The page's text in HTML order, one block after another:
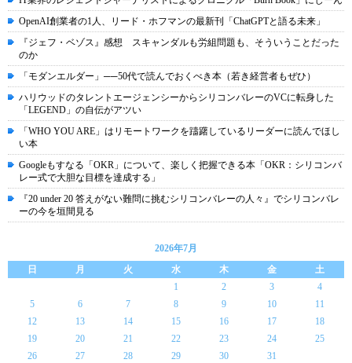
OpenAI創業者の1人、リード・ホフマンの最新刊「ChatGPTと語る未来」
『ジェフ・ベゾス』感想 スキャンダルも労組問題も、そういうことだった
のか
「モダンエルダー」──50代で読んでおくべき本（若き経営者もぜひ）
ハリウッドのタレントエージェンシーからシリコンバレーのVCに転身した
「LEGEND」の自伝がアツい
「WHO YOU ARE」はリモートワークを躊躇しているリーダーに読んでほし
い本
Googleもすなる「OKR」について、楽しく把握できる本「OKR：シリコンバ
レー式で大胆な目標を達成する」
『20 under 20 答えがない難問に挑むシリコンバレーの人々』でシリコンバレ
ーの今を垣間見る
2026年7月
日
月 火 水 木 金
土
1
2 3
4
5
6 7 8 9 10
11
12
13 14 15 16 17
18
19
20 21 22 23 24
25
26
27 28 29 30 31